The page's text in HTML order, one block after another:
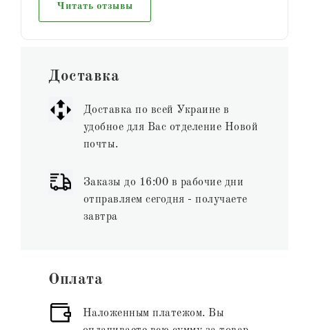
Читать отзывы
Доставка
Доставка по всей Украине в
удобное для Вас отделение Новой
почты.
Заказы до 16:00 в рабочие дни
отправляем сегодня - получаете
завтра
Оплата
Наложенным платежом. Вы